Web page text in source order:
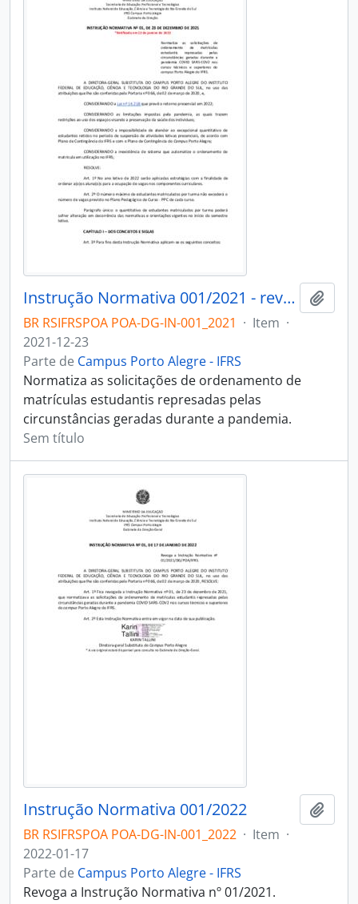
Instrução Normativa 001/2021 - revogado
BR RSIFRSPOA POA-DG-IN-001_2021 · Item ·
2021-12-23
Parte de Campus Porto Alegre - IFRS
Normatiza as solicitações de ordenamento de
matrículas estudantis represadas pelas
circunstâncias geradas durante a pandemia.
Sem título
Instrução Normativa 001/2022
BR RSIFRSPOA POA-DG-IN-001_2022 · Item ·
2022-01-17
Parte de Campus Porto Alegre - IFRS
Revoga a Instrução Normativa nº 01/2021.